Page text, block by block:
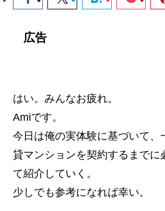
広告
はい。みんなお疲れ。
Amiです。
今日は俺の実体験に基づいて、
貸マンションを契約するまでに
て紹介していく。
少しでも参考になれば幸い。